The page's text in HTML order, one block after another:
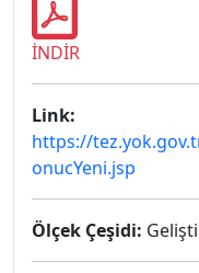
İNDİR
Link:
https://
onucYeni.jsp
Ölçek Çeşidi: